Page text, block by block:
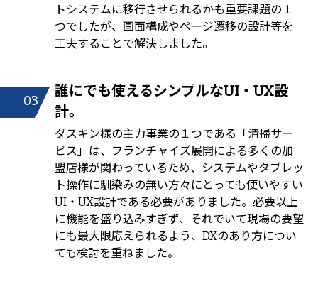
トシステムに移行させられるかも重要課題の１
つでしたが、画面構成やページ遷移の設計等を
工夫することで解決しました。
03
誰にでも使えるシンプルなUI・UX設
計。
ダスキン様の主力事業の１つである「清掃サー
ビス」は、フランチャイズ展開による多くの加
盟店様が関わっているため、システムやタブレッ
ト操作に馴染みの無い方々にとっても使いやすい
UI・UX設計である必要がありました。必要以上
に機能を盛り込みすぎず、それでいて現場の要望
にも最大限応えられるよう、DXのあり方につい
ても検討を重ねました。